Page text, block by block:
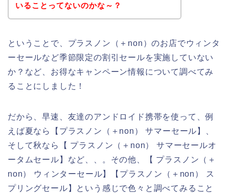
いることってないのかな～？
ということで、プラスノン（＋non）のお店でウィンタ
ーセールなど季節限定の割引セールを実施していない
か？など、お得なキャンペーン情報について調べてみ
ることにしました！
だから、早速、友達のアンドロイド携帯を使って、例
えば夏なら【プラスノン（＋non） サマーセール】、
そして秋なら【 プラスノン（＋non） サマーセールオ
ータムセール】など、、。その他、【 プラスノン（＋
non） ウィンターセール】【プラスノン（＋non） ス
プリングセール】という感じで色々と調べてみること